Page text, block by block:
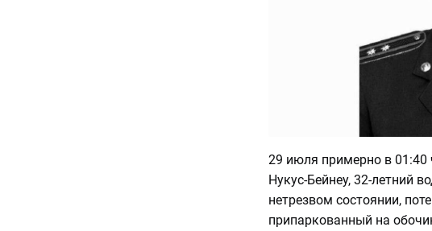
29 июля примерно в 01:40
Нукус-Бейнеу, 32-летний
нетрезвом состоянии,
припаркованный на